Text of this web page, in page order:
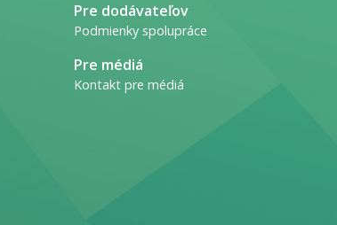
Pre dodávateľov
Podmienky spolupráce
Pre médiá
Kontakt pre médiá